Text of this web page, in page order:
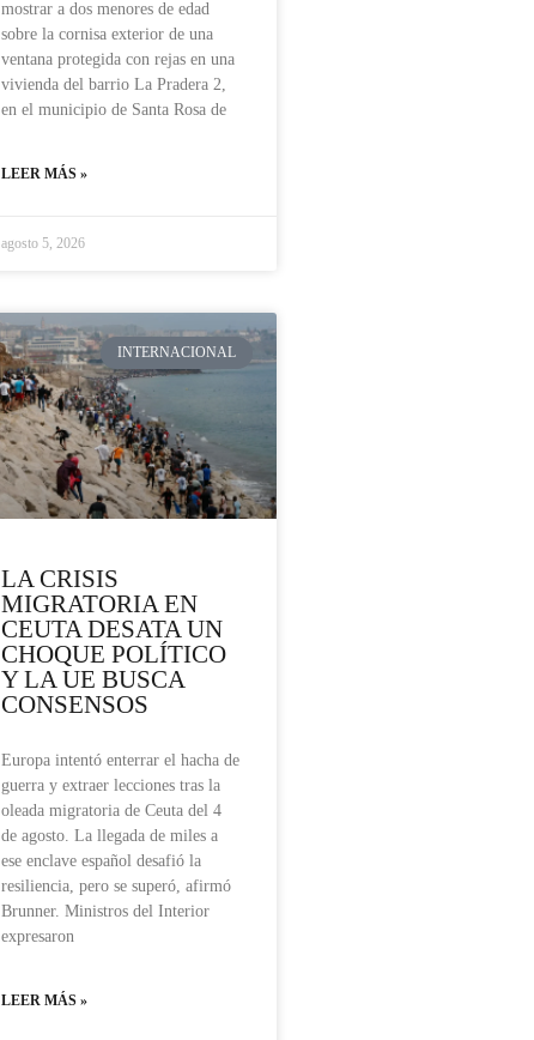
mostrar a dos menores de edad
sobre la cornisa exterior de una
ventana protegida con rejas en una
vivienda del barrio La Pradera 2,
en el municipio de Santa Rosa de
LEER MÁS »
agosto 5, 2026
INTERNACIONAL
LA CRISIS
MIGRATORIA EN
CEUTA DESATA UN
CHOQUE POLÍTICO
Y LA UE BUSCA
CONSENSOS
Europa intentó enterrar el hacha de
guerra y extraer lecciones tras la
oleada migratoria de Ceuta del 4
de agosto. La llegada de miles a
ese enclave español desafió la
resiliencia, pero se superó, afirmó
Brunner. Ministros del Interior
expresaron
LEER MÁS »